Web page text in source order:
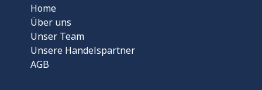
Home
Über uns
Unser Team
Unsere Handelspartner
AGB